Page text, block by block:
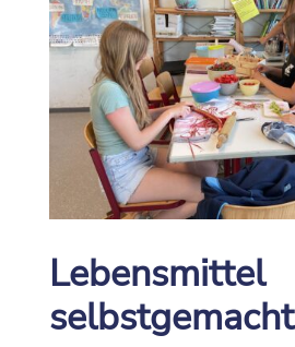
Lebensmittel
selbstgemacht